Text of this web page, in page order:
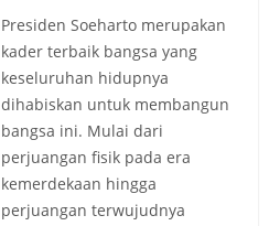
Presiden Soeharto merupakan
kader terbaik bangsa yang
keseluruhan hidupnya
dihabiskan untuk membangun
bangsa ini. Mulai dari
perjuangan fisik pada era
kemerdekaan hingga
perjuangan terwujudnya